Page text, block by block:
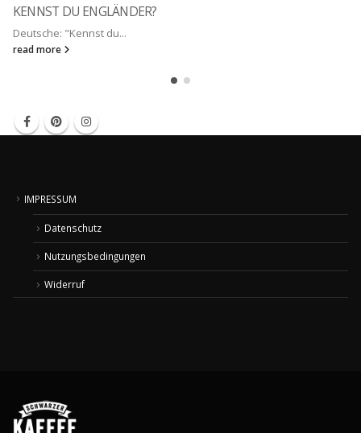
KENNST DU ENGLÄNDER?
Deutsche: "Kennst du...
read more
IMPRESSUM
Datenschutz
Nutzungsbedingungen
Widerruf